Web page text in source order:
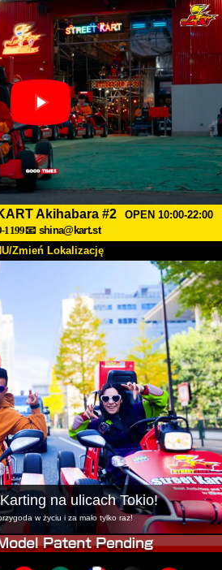
Akihabara #2
OPEN 10:00-22:00
1199📧 shina@kart.st
Zmień Lokalizację
Specyfikacja Cena
FAQ
Rezerwacja
Lokalizację
Tokyo Akihabara#1
Tokyo Shibuya
Tokyo Bay
Osaka
na ulicach Tokio!
w życiu i za mało tylko raz!